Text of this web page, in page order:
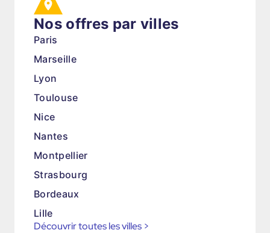
Nos offres par villes
Paris
Marseille
Lyon
Toulouse
Nice
Nantes
Montpellier
Strasbourg
Bordeaux
Lille
Découvrir toutes les villes >